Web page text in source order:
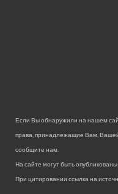
Если Вы обнаружили на нашем
права, принадлежащие Вам,
сообщите нам.
На сайте могут быть
При цитировании ссылка на